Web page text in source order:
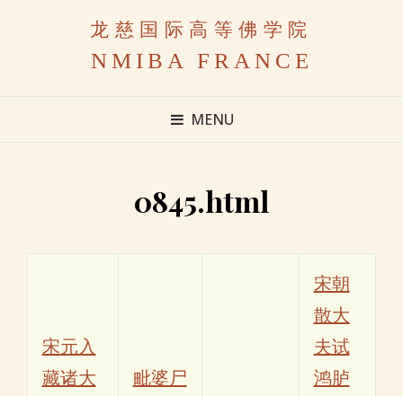
龙慈国际高等佛学院
NMIBA FRANCE
MENU
0845.html
宋元入
藏诸大
毗婆尸
宋朝
散大
夫试
鸿胪